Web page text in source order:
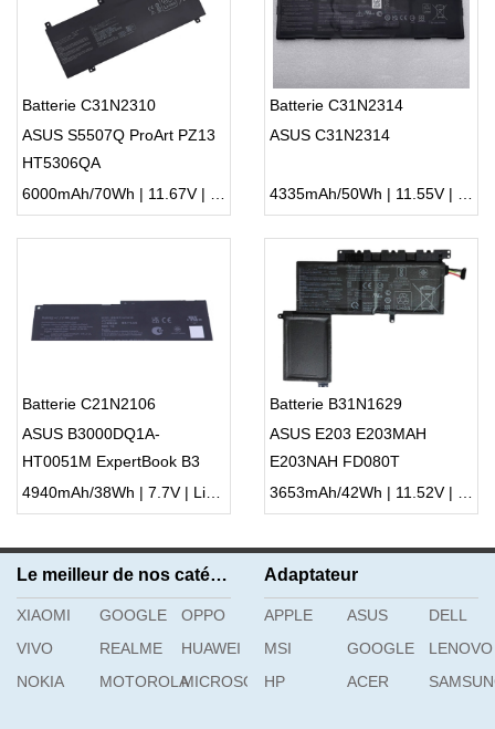
Batterie C31N2310
ASUS S5507Q ProArt PZ13
HT5306QA
6000mAh/70Wh | 11.67V | Li-ion ...
Batterie C31N2314
ASUS C31N2314
4335mAh/50Wh | 11.55V | Li-ion ...
Batterie C21N2106
ASUS B3000DQ1A-
HT0051M ExpertBook B3
4940mAh/38Wh | 7.7V | Li-ion ...
Batterie B31N1629
ASUS E203 E203MAH
E203NAH FD080T
3653mAh/42Wh | 11.52V | Li-ion ...
Le meilleur de nos catégories
XIAOMI GOOGLE
OPPO
VIVO
REALME
HUAWEI
NOKIA
MOTOROLAMICROSOFT
Adaptateur
APPLE ASUS
DELL
MSI
GOOGLE
LENOVO
HP
ACER